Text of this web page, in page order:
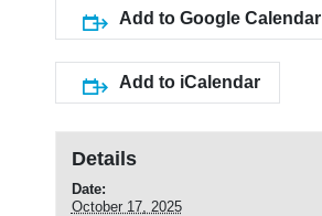
Add to Google Calendar
Add to iCalendar
Details
Date:
October 17, 2025